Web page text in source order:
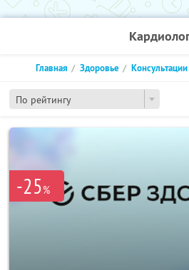
По рейтингу
Главная Здоровье
-25%